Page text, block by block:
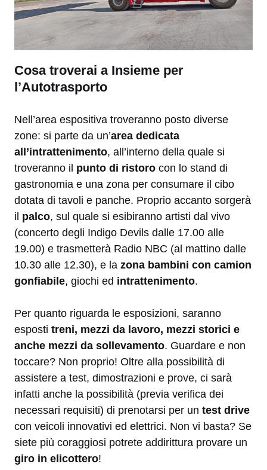
Cosa troverai a Insieme per
l’Autotrasporto
Nell’area espositiva troveranno posto diverse
zone: si parte da un’area dedicata
all’intrattenimento, all’interno della quale si
troveranno il punto di ristoro con lo stand di
gastronomia e una zona per consumare il cibo
dotata di tavoli e panche. Proprio accanto sorgerà
il palco, sul quale si esibiranno artisti dal vivo
(concerto degli Indigo Devils dalle 17.00 alle
19.00) e trasmetterà Radio NBC (al mattino dalle
10.30 alle 12.30), e la zona bambini con camion
gonfiabile, giochi ed intrattenimento.
Per quanto riguarda le esposizioni, saranno
esposti treni, mezzi da lavoro, mezzi storici e
anche mezzi da sollevamento. Guardare e non
toccare? Non proprio! Oltre alla possibilità di
assistere a test, dimostrazioni e prove, ci sarà
infatti anche la possibilità (previa verifica dei
necessari requisiti) di prenotarsi per un test drive
con veicoli innovativi ed elettrici. Non vi basta? Se
siete più coraggiosi potrete addirittura provare un
giro in elicottero!